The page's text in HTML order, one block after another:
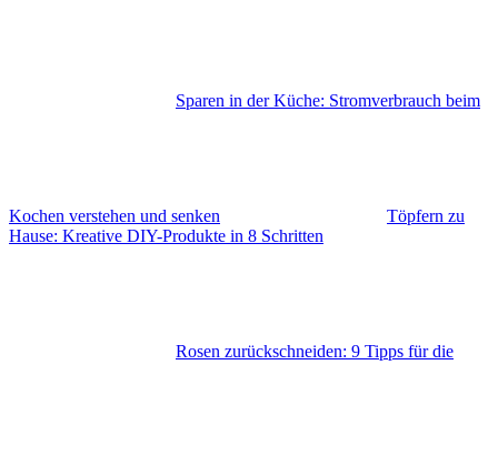
Sparen in der Küche: Stromverbrauch beim
Kochen verstehen und senken
Töpfern zu
Hause: Kreative DIY-Produkte in 8 Schritten
Rosen zurückschneiden: 9 Tipps für die